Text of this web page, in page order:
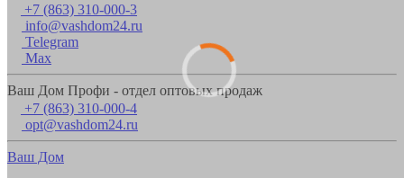
+7 (863) 310-000-3
info@vashdom24.ru
Telegram
Max
Ваш Дом Профи - отдел оптовых продаж
+7 (863) 310-000-4
opt@vashdom24.ru
Ваш Дом